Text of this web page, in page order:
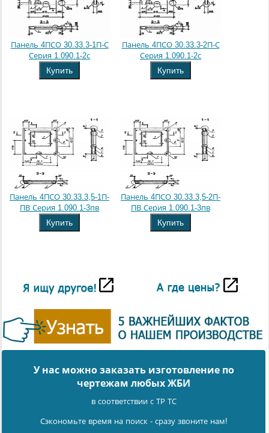
Панель 4ПСО 30.33.3-1П-С
Серия 1.090.1-2с
Купить
Панель 4ПСО 30.33.3-2П-С
Серия 1.090.1-2с
Купить
Панель 4ПСО 30.33.3,5-1П-
ПВ Серия 1.090.1-3пв
Купить
Панель 4ПСО 30.33.3,5-2П-
ПВ Серия 1.090.1-3пв
Купить
У нас можно заказать изготовление по
чертежам любых ЖБИ
в соответствии с ТР ТС
Сэкономьте время на поиск - сразу звоните нам!